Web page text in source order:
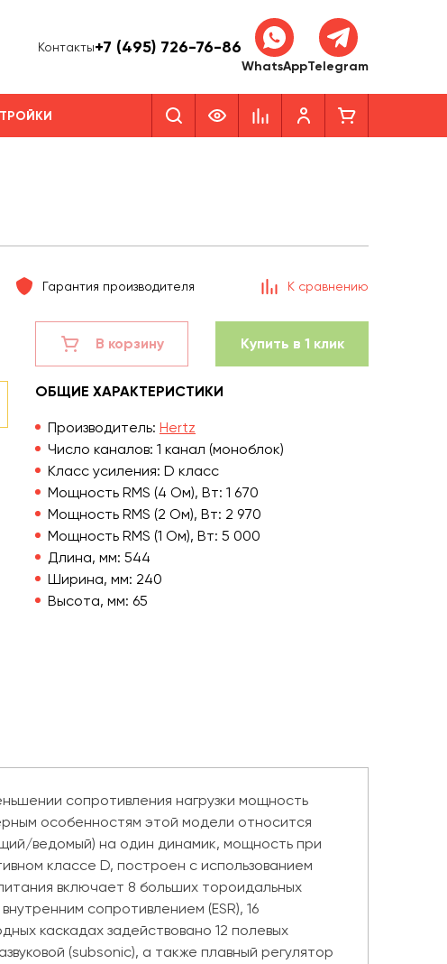
Контакты+7 (495) 726-76-86
WhatsAppTelegram
Гарантия производителя К сравнению
В корзину Купить в 1 клик
ОБЩИЕ ХАРАКТЕРИСТИКИ
Производитель: Hertz
Число каналов: 1 канал (моноблок)
Класс усиления: D класс
Мощность RMS (4 Ом), Вт: 1 670
Мощность RMS (2 Ом), Вт: 2 970
Мощность RMS (1 Ом), Вт: 5 000
Длина, мм: 544
Ширина, мм: 240
Высота, мм: 65
сопротивления нагрузки мощность
особенностям этой модели относится
ведомый) на один динамик, мощность при
классе D, построен с использованием
включает 8 больших тороидальных
сопротивлением (ESR), 16
каскадах задействовано 12 полевых
(subsonic), а также плавный регулятор